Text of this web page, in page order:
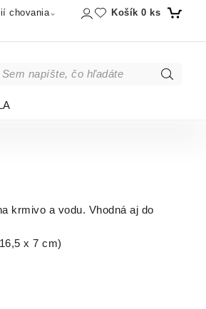
chovania Košík 0 ks
krmivo a vodu. Vhodná aj do
x 7 cm)